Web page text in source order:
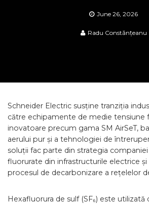
June 26, 2026
Radu Constănțeanu
Schneider Electric susține tranziția
către echipamente de medie tensiune
inovatoare precum gama SM AirSeT,
aerului pur și a tehnologiei de
soluții fac parte din strategia
fluorurate din infrastructurile electrice și
procesul de decarbonizare a rețelelor
Hexafluorura de sulf (SF₆) este utilizată